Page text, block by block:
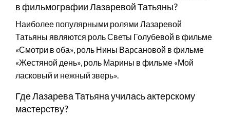
в фильмографии Лазаревой Татьяны?
Наиболее популярными ролями Лазаревой
Татьяны являются роль Светы Голубевой в фильме
«Смотри в оба», роль Нины Варсановой в фильме
«Жестяной день», роль Марины в фильме «Мой
ласковый и нежный зверь».
Где Лазарева Татьяна училась актерскому
мастерству?